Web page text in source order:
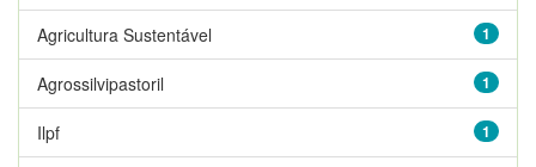
1
Agricultura Sustentável
1
Agrossilvipastoril
1
Ilpf